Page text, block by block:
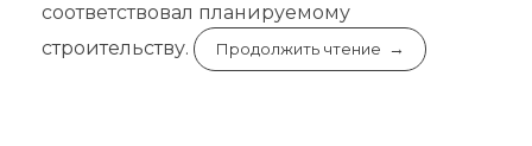
соответствовал планируемому
строительству.
Продолжить чтение